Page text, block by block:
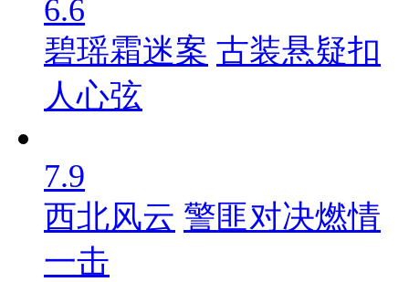
6.6
碧瑶霜迷案 古装悬疑扣
人心弦
7.9
西北风云 警匪对决燃情
一击